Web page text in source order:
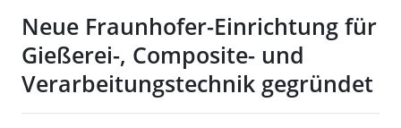
Neue Fraunhofer-Einrichtung für
Gießerei-, Composite- und
Verarbeitungstechnik gegründet